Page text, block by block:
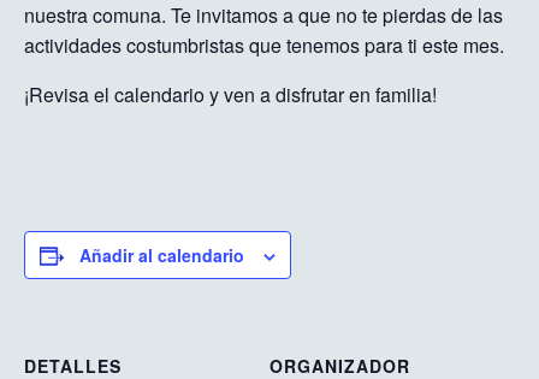
nuestra comuna. Te invitamos a que no te pierdas de las
actividades costumbristas que tenemos para ti este mes.
¡Revisa el calendario y ven a disfrutar en familia!
Añadir al calendario
DETALLES
ORGANIZADOR